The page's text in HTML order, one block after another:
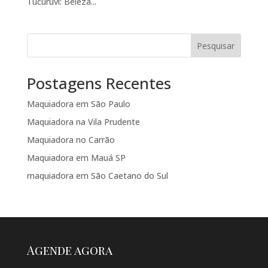
Pesquisar
Postagens Recentes
Maquiadora em São Paulo
Maquiadora na Vila Prudente
Maquiadora no Carrão
Maquiadora em Mauá SP
maquiadora em São Caetano do Sul
Agende agora